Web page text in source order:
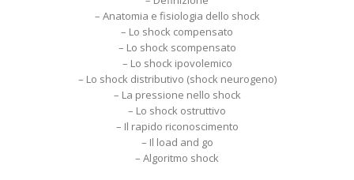
– Anatomia e fisiologia dello shock
– Lo shock compensato
– Lo shock scompensato
– Lo shock ipovolemico
– Lo shock distributivo (shock neurogeno)
– La pressione nello shock
– Lo shock ostruttivo
– Il rapido riconoscimento
– Il load and go
– Algoritmo shock